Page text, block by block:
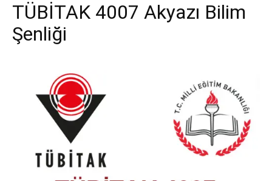
TÜBİTAK 4007 Akyazı Bilim
Şenliği